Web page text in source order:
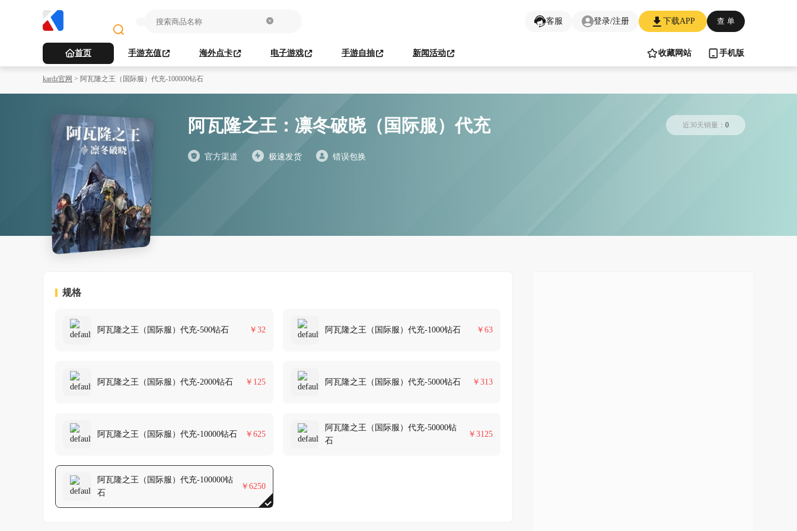
客服 登录/注册 下载APP 查 单
首页 手游充值 海外点卡 电子游戏 手游自抽 新闻活动 收藏网站 手机版
kardz官网 > 阿瓦隆之王（国际服）代充-100000钻石
阿瓦隆之王：凛冬破晓（国际服）代充
官方渠道 极速发货 错误包换
近30天销量： 0
规格
阿瓦隆之王（国际服）代充-500钻石 ￥ 32 阿瓦隆之王（国际服）代充-1000钻石 ￥ 63
阿瓦隆之王（国际服）代充-2000钻石 ￥ 125 阿瓦隆之王（国际服）代充-5000钻石 ￥ 313
阿瓦隆之王（国际服）代充-10000钻石 ￥ 625
阿瓦隆之王（国际服）代充-50000钻
石
￥ 3125
阿瓦隆之王（国际服）代充-100000钻
石
￥ 6250